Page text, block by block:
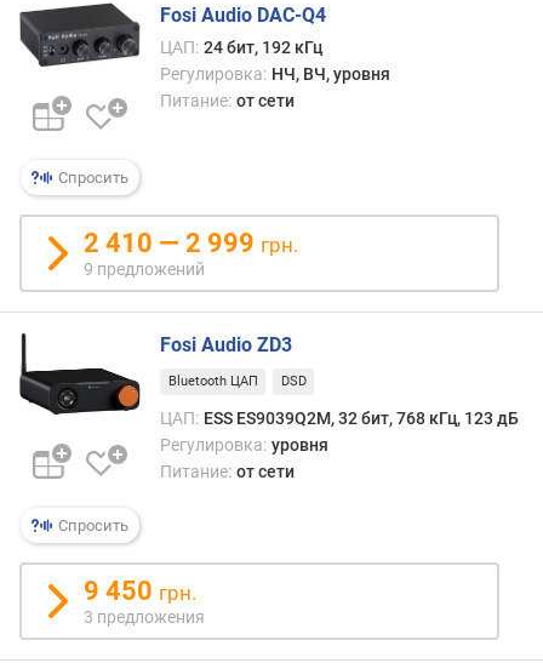
д
д
е
ж
a
p
t
X
в
о
д
н
а
я
у
в
с
т
в
и
Спросить
Fosi Audio DAC-Q4
ЦАП: 24 бит, 192 кГц
Регулировка: НЧ, ВЧ, уровня
Питание: от сети
2 410 — 2 999 грн.
9 предложений
Спросить
Fosi Audio ZD3
Bluetooth ЦАП DSD
ЦАП: ESS ES9039Q2M, 32 бит, 768 кГц, 123 дБ
Регулировка: уровня
Питание: от сети
9 450 грн.
3 предложения